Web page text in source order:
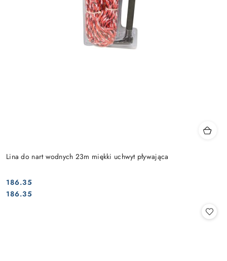
Lina do nart wodnych 23m miękki uchwyt pływająca
Cena:
186.35
Cena:
186.35